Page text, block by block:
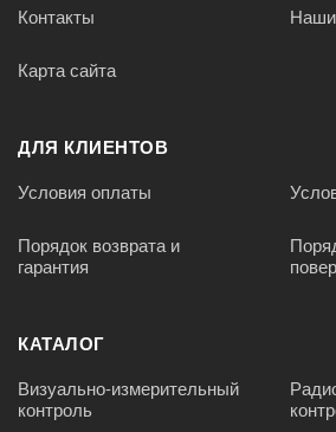
Контакты
Карта сайта
ДЛЯ КЛИЕНТОВ
Условия оплаты
Порядок возврата и
гарантия
КАТАЛОГ
Визуально-измерительный
контроль